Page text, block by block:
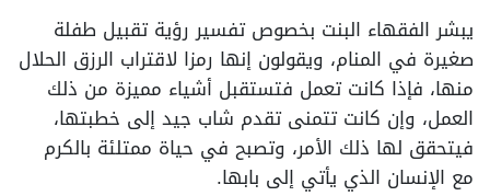
يبشر الفقهاء البنت بخصوص تفسير رؤية تقبيل طفلة
صغيرة في المنام، ويقولون إنها رمزا لاقتراب الرزق الحلال
منها، فإذا كانت تعمل فتستقبل أشياء مميزة من ذلك
العمل، وإن كانت تتمنى تقدم شاب جيد إلى خطبتها،
فيتحقق لها ذلك الأمر، وتصبح في حياة ممتلئة بالكرم
مع الإنسان الذي يأتي إلى بابها.